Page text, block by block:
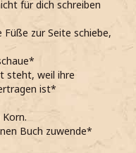
für dich schreiben
zur Seite schiebe,
steht, weil ihre
ist*
Buch zuwende*